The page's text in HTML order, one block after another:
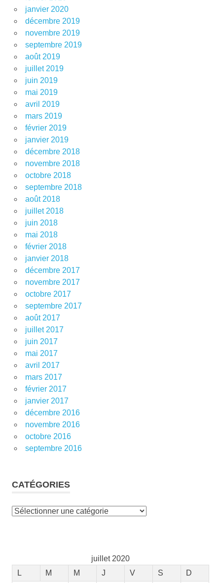
janvier 2020
décembre 2019
novembre 2019
septembre 2019
août 2019
juillet 2019
juin 2019
mai 2019
avril 2019
mars 2019
février 2019
janvier 2019
décembre 2018
novembre 2018
octobre 2018
septembre 2018
août 2018
juillet 2018
juin 2018
mai 2018
février 2018
janvier 2018
décembre 2017
novembre 2017
octobre 2017
septembre 2017
août 2017
juillet 2017
juin 2017
mai 2017
avril 2017
mars 2017
février 2017
janvier 2017
décembre 2016
novembre 2016
octobre 2016
septembre 2016
CATÉGORIES
Catégories
juillet 2020
L
M M J V S D